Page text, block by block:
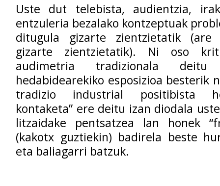
Uste dut telebista, audientzia,
entzuleria bezalako kontzeptuak
ditugula gizarte zientzietatik (are
gizarte zientzietatik). Ni oso
audimetria tradizionala
hedabidearekiko esposizioa besterik
tradizio industrial positibista
kontaketa” ere deitu izan diodala
litzaidake pentsatzea lan honek
(kakotx guztiekin) badirela beste
eta baliagarri batzuk.